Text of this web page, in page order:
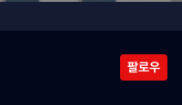
팔로우